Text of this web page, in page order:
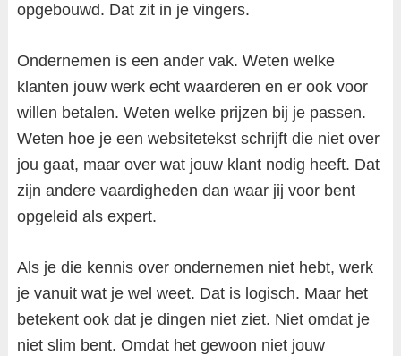
opgebouwd. Dat zit in je vingers.
Ondernemen is een ander vak. Weten welke
klanten jouw werk echt waarderen en er ook voor
willen betalen. Weten welke prijzen bij je passen.
Weten hoe je een websitetekst schrijft die niet over
jou gaat, maar over wat jouw klant nodig heeft. Dat
zijn andere vaardigheden dan waar jij voor bent
opgeleid als expert.
Als je die kennis over ondernemen niet hebt, werk
je vanuit wat je wel weet. Dat is logisch. Maar het
betekent ook dat je dingen niet ziet. Niet omdat je
niet slim bent. Omdat het gewoon niet jouw